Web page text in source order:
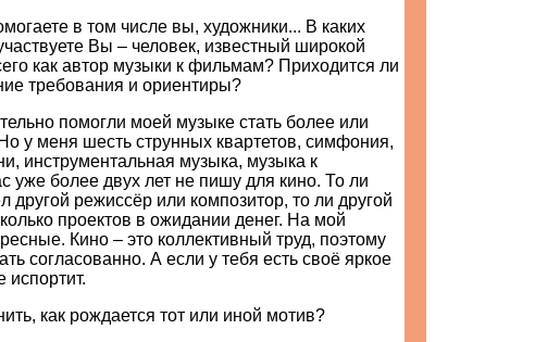
в том числе вы, художники... В каких
Вы – человек, известный широкой
как автор музыки к фильмам? Приходится ли
требования и ориентиры?
помогли моей музыке стать более или
у меня шесть струнных квартетов, симфония,
инструментальная музыка, музыка к
уже более двух лет не пишу для кино. То ли
другой режиссёр или композитор, то ли другой
проектов в ожидании денег. На мой
Кино – это коллективный труд, поэтому
согласованно. А если у тебя есть своё яркое
испортит.
как рождается тот или иной мотив?